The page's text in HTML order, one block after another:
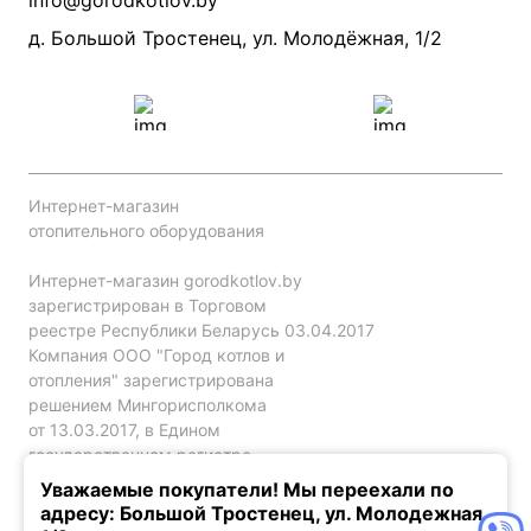
Проект систем отопления
д. Большой Тростенец, ул. Молодёжная, 1/2
Интернет-магазин
отопительного оборудования
Интернет-магазин gorodkotlov.by
зарегистрирован в Торговом
реестре Республики Беларусь 03.04.2017
Компания ООО "Город котлов и
отопления" зарегистрирована
решением Мингорисполкома
от 13.03.2017, в Едином
государственном регистре
юр. лиц и индивидуальных
предпринимателей за №192786120.
Уважаемые покупатели! Мы переехали по
адресу: Большой Тростенец, ул. Молодежная,